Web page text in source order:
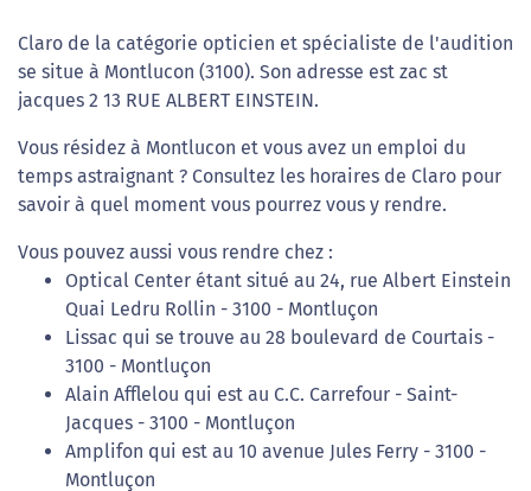
Claro de la catégorie opticien et spécialiste de l'audition
se situe à Montlucon (3100). Son adresse est zac st
jacques 2 13 RUE ALBERT EINSTEIN.
Vous résidez à Montlucon et vous avez un emploi du
temps astraignant ? Consultez les horaires de Claro pour
savoir à quel moment vous pourrez vous y rendre.
Vous pouvez aussi vous rendre chez :
Optical Center étant situé au 24, rue Albert Einstein
Quai Ledru Rollin - 3100 - Montluçon
Lissac qui se trouve au 28 boulevard de Courtais -
3100 - Montluçon
Alain Afflelou qui est au C.C. Carrefour - Saint-
Jacques - 3100 - Montluçon
Amplifon qui est au 10 avenue Jules Ferry - 3100 -
Montluçon